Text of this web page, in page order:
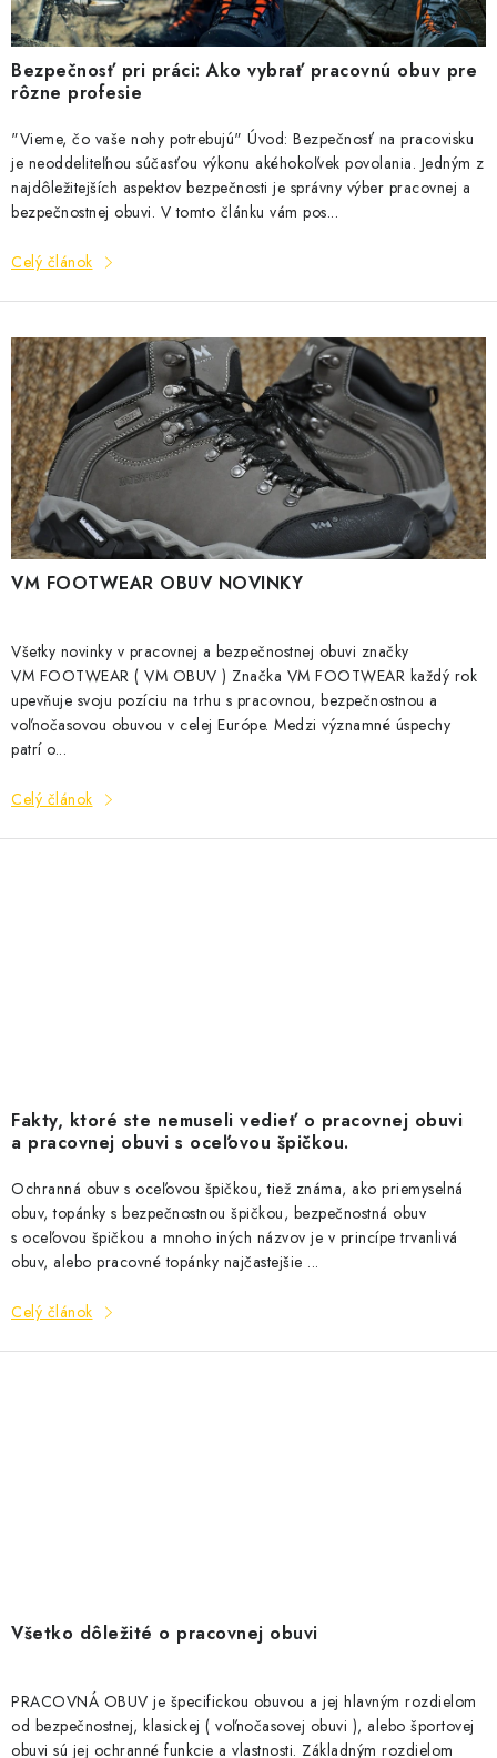
KONTAKT
HODNOTENIE OBCHODU
Často kladené otázky
INFORMÁCIE PRE ZÁKAZNÍKOV
Napíšte nám
l
á
n
k
o
v
Bezpečnosť pri práci: Ako vybrať pracovnú obuv pre
rôzne profesie
"Vieme, čo vaše nohy potrebujú" Úvod: Bezpečnosť na pracovisku
je neoddeliteľnou súčasťou výkonu akéhokoľvek povolania. Jedným z
najdôležitejších aspektov bezpečnosti je správny výber pracovnej a
bezpečnostnej obuvi. V tomto článku vám pos...
Celý článok
VM FOOTWEAR OBUV NOVINKY
Všetky novinky v pracovnej a bezpečnostnej obuvi značky
VM FOOTWEAR ( VM OBUV ) Značka VM FOOTWEAR každý rok
upevňuje svoju pozíciu na trhu s pracovnou, bezpečnostnou a
voľnočasovou obuvou v celej Európe. Medzi významné úspechy
patrí o...
Celý článok
Fakty, ktoré ste nemuseli vedieť o pracovnej obuvi
a pracovnej obuvi s oceľovou špičkou.
Ochranná obuv s oceľovou špičkou, tiež známa, ako priemyselná
obuv, topánky s bezpečnostnou špičkou, bezpečnostná obuv
s oceľovou špičkou a mnoho iných názvov je v princípe trvanlivá
obuv, alebo pracovné topánky najčastejšie ...
Celý článok
Všetko dôležité o pracovnej obuvi
PRACOVNÁ OBUV je špecifickou obuvou a jej hlavným rozdielom
od bezpečnostnej, klasickej ( voľnočasovej obuvi ), alebo športovej
obuvi sú jej ochranné funkcie a vlastnosti. Základným rozdielom